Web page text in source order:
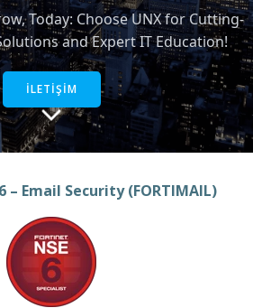
Today: Choose UNX for Cutting-
and Expert IT Education!
İLETİŞİM
– Email Security (FORTIMAIL)